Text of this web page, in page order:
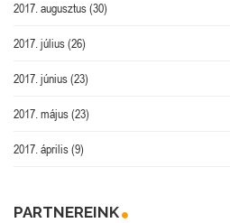
2017. augusztus(30)
2017. július(26)
2017. június(23)
2017. május(23)
2017. április(9)
PARTNEREINK